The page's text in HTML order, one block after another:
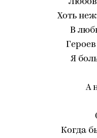
Хоть
В
Я
А
Когда